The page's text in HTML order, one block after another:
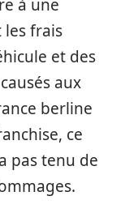
à une
les frais
et des
aux
berline
ce
pas tenu de